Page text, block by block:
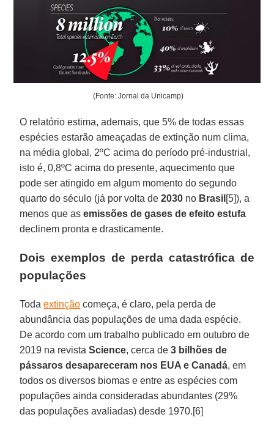
(Fonte: Jornal da Unicamp)
O relatório estima, ademais, que 5% de todas essas
espécies estarão ameaçadas de extinção num clima,
na média global, 2ºC acima do período pré-industrial,
isto é, 0,8ºC acima do presente, aquecimento que
pode ser atingido em algum momento do segundo
quarto do século (já por volta de2030 no Brasil [5]), a
menos que asemissões de gases de efeito estufa
declinem pronta e drasticamente.
Dois exemplos de perda catastrófica de
populações
Todaextinção começa, é claro, pela perda de
abundância das populações de uma dada espécie.
De acordo com um trabalho publicado em outubro de
2019 na revistaScience, cerca de3 bilhões de
pássaros desapareceram nos EUA e Canadá, em
todos os diversos biomas e entre as espécies com
populações ainda consideradas abundantes (29%
das populações avaliadas) desde 1970.[6]